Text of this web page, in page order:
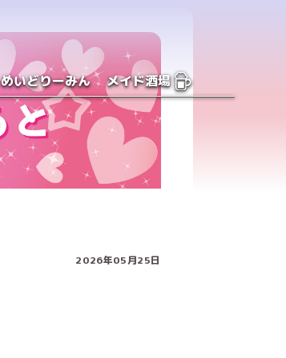
めいどりーみん メイド酒場
2026年05月25日